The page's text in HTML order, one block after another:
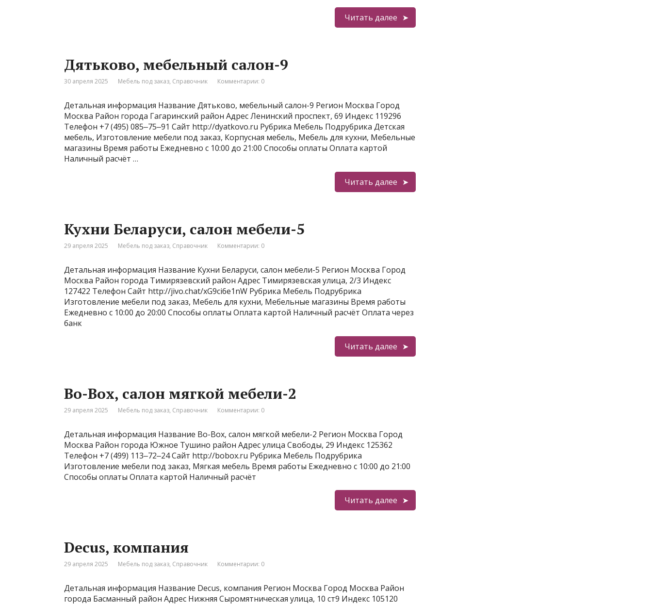
Читать далее
Дятьково, мебельный салон-9
30 апреля 2025 Мебель под заказ, Справочник Комментарии: 0
Детальная информация Название Дятьково, мебельный салон-9 Регион Москва Город
Москва Район города Гагаринский район Адрес Ленинский проспект, 69 Индекс 119296
Телефон +7 (495) 085‒75‒91 Сайт http://dyatkovo.ru Рубрика Мебель Подрубрика Детская
мебель, Изготовление мебели под заказ, Корпусная мебель, Мебель для кухни, Мебельные
магазины Время работы Ежедневно с 10:00 до 21:00 Способы оплаты Оплата картой
Наличный расчёт …
Читать далее
Кухни Беларуси, салон мебели-5
29 апреля 2025 Мебель под заказ, Справочник Комментарии: 0
Детальная информация Название Кухни Беларуси, салон мебели-5 Регион Москва Город
Москва Район города Тимирязевский район Адрес Тимирязевская улица, 2/3 Индекс
127422 Телефон Сайт http://jivo.chat/xG9ci6e1nW Рубрика Мебель Подрубрика
Изготовление мебели под заказ, Мебель для кухни, Мебельные магазины Время работы
Ежедневно с 10:00 до 20:00 Способы оплаты Оплата картой Наличный расчёт Оплата через
банк
Читать далее
Bo-Box, салон мягкой мебели-2
29 апреля 2025 Мебель под заказ, Справочник Комментарии: 0
Детальная информация Название Bo-Box, салон мягкой мебели-2 Регион Москва Город
Москва Район города Южное Тушино район Адрес улица Свободы, 29 Индекс 125362
Телефон +7 (499) 113‒72‒24 Сайт http://bobox.ru Рубрика Мебель Подрубрика
Изготовление мебели под заказ, Мягкая мебель Время работы Ежедневно с 10:00 до 21:00
Способы оплаты Оплата картой Наличный расчёт
Читать далее
Decus, компания
29 апреля 2025 Мебель под заказ, Справочник Комментарии: 0
Детальная информация Название Decus, компания Регион Москва Город Москва Район
города Басманный район Адрес Нижняя Сыромятническая улица, 10 ст9 Индекс 105120